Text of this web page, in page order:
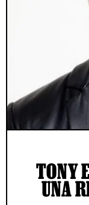
TONY
UNA